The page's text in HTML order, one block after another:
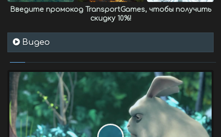
Введите промокод TransportGames, чтобы получить
скидку 10%!
Видео